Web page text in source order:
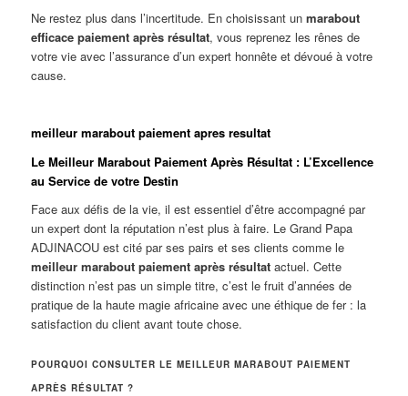
Ne restez plus dans l’incertitude. En choisissant unmarabout
efficace paiement après résultat, vous reprenez les rênes de
votre vie avec l’assurance d’un expert honnête et dévoué à votre
cause.
meilleur marabout paiement apres resultat
Le Meilleur Marabout Paiement Après Résultat : L’Excellence
au Service de votre Destin
Face aux défis de la vie, il est essentiel d’être accompagné par
un expert dont la réputation n’est plus à faire. Le Grand Papa
ADJINACOU est cité par ses pairs et ses clients comme le
meilleur marabout paiement après résultat actuel. Cette
distinction n’est pas un simple titre, c’est le fruit d’années de
pratique de la haute magie africaine avec une éthique de fer : la
satisfaction du client avant toute chose.
POURQUOI CONSULTER LE MEILLEUR MARABOUT PAIEMENT
APRÈS RÉSULTAT ?